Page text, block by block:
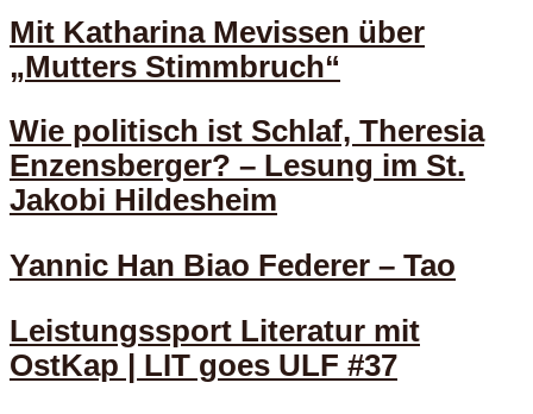
Mit Katharina Mevissen über
„Mutters Stimmbruch“
Wie politisch ist Schlaf, Theresia
Enzensberger? – Lesung im St.
Jakobi Hildesheim
Yannic Han Biao Federer – Tao
Leistungssport Literatur mit
OstKap | LIT goes ULF #37